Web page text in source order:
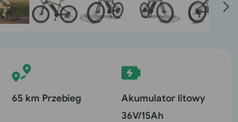
65 km Przebieg
Akumulator litowy
36V/15Ah